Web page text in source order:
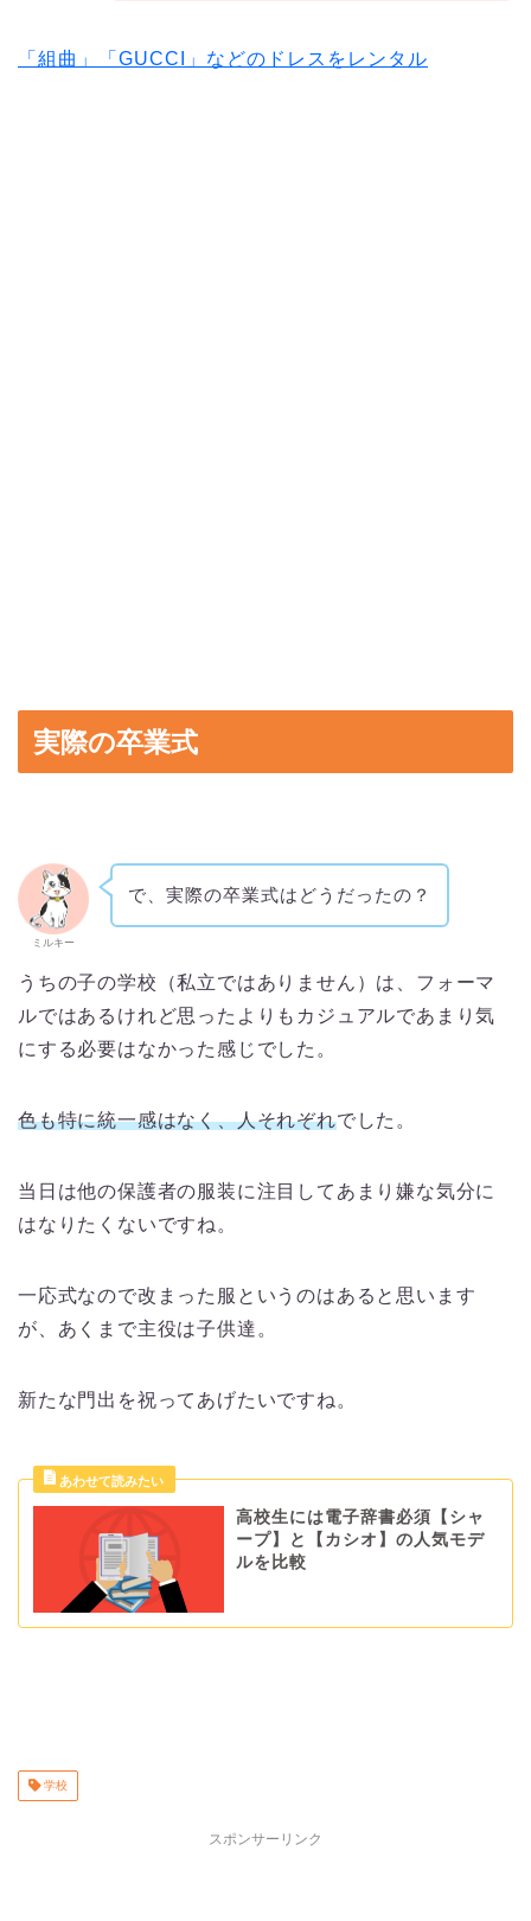
「組曲」「GUCCI」などのドレスをレンタル
実際の卒業式
ミルキー
で、実際の卒業式はどうだったの？
うちの子の学校（私立ではありません）は、フォーマ
ルではあるけれど思ったよりもカジュアルであまり気
にする必要はなかった感じでした。
色も特に統一感はなく、人それぞれでした。
当日は他の保護者の服装に注目してあまり嫌な気分に
はなりたくないですね。
一応式なので改まった服というのはあると思います
が、あくまで主役は子供達。
新たな門出を祝ってあげたいですね。
高校生には電子辞書必須【シャ
ープ】と【カシオ】の人気モデ
ルを比較
学校
スポンサーリンク